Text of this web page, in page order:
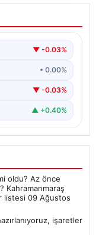
“4 aydır
▼ -0.03%
• 0.00%
▼ -0.03%
▲ +0.40%
oldu? Az önce
Kahramanmaraş
listesi 09 Ağustos
işaretler